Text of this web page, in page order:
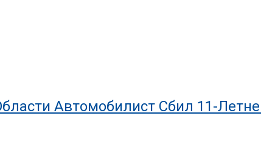
Автомобилист Сбил 11-